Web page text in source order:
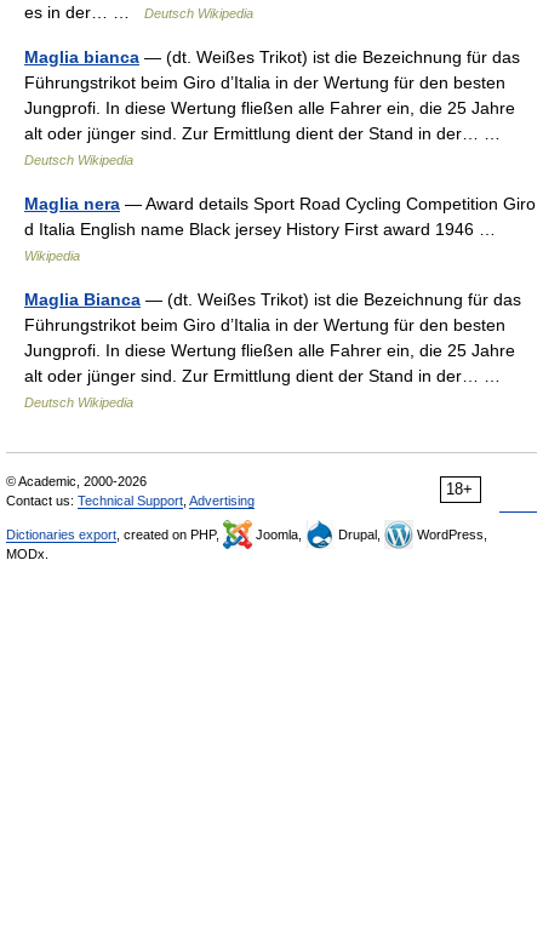
es in der… …
Deutsch Wikipedia
Maglia bianca — (dt. Weißes Trikot) ist die Bezeichnung für das
Führungstrikot beim Giro d’Italia in der Wertung für den besten
Jungprofi. In diese Wertung fließen alle Fahrer ein, die 25 Jahre
alt oder jünger sind. Zur Ermittlung dient der Stand in der… …
Deutsch Wikipedia
Maglia nera — Award details Sport Road Cycling Competition Giro
d Italia English name Black jersey History First award 1946 …
Wikipedia
Maglia Bianca — (dt. Weißes Trikot) ist die Bezeichnung für das
Führungstrikot beim Giro d’Italia in der Wertung für den besten
Jungprofi. In diese Wertung fließen alle Fahrer ein, die 25 Jahre
alt oder jünger sind. Zur Ermittlung dient der Stand in der… …
Deutsch Wikipedia
18+
© Academic, 2000-2026
Contact us: Technical Support Advertising
Dictionaries export , created on PHP, Joomla, Drupal,
WordPress,
MODx.